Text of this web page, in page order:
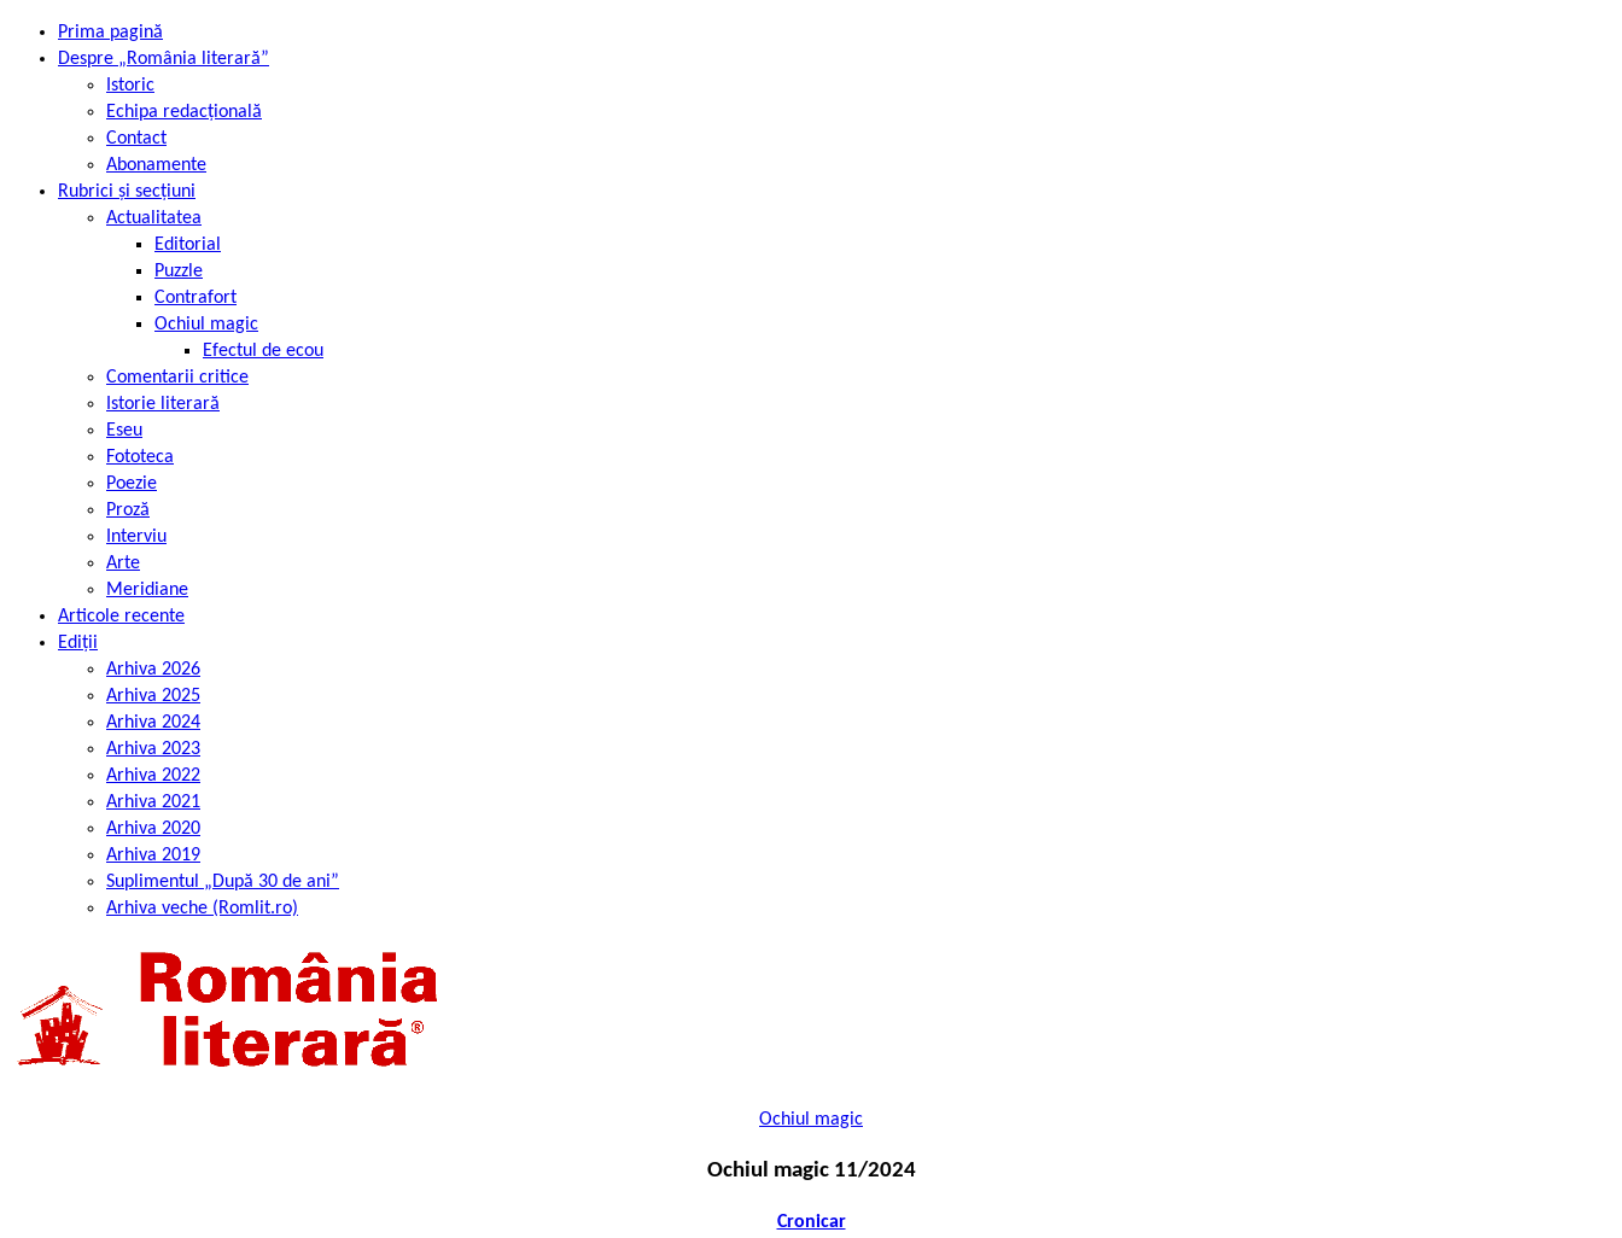
Prima pagină
Despre „România literară”
Istoric
Echipa redacțională
Contact
Abonamente
Rubrici și secțiuni
Actualitatea
Editorial
Puzzle
Contrafort
Ochiul magic
Efectul de ecou
Comentarii critice
Istorie literară
Eseu
Fototeca
Poezie
Proză
Interviu
Arte
Meridiane
Articole recente
Ediții
Arhiva 2026
Arhiva 2025
Arhiva 2024
Arhiva 2023
Arhiva 2022
Arhiva 2021
Arhiva 2020
Arhiva 2019
Suplimentul „După 30 de ani”
Arhiva veche (Romlit.ro)
Ochiul magic
Ochiul magic 11/2024
Cronicar